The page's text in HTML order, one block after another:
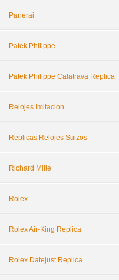
Panerai
Patek Philippe
Patek Philippe Calatrava Replica
Relojes Imitacion
Replicas Relojes Suizos
Richard Mille
Rolex
Rolex Air-King Replica
Rolex Datejust Replica